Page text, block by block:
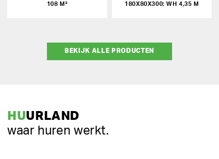
108 M²
180X80X300: WH 4,35 M
BEKIJK ALLE PRODUCTEN
HUURLAND
waar huren werkt.